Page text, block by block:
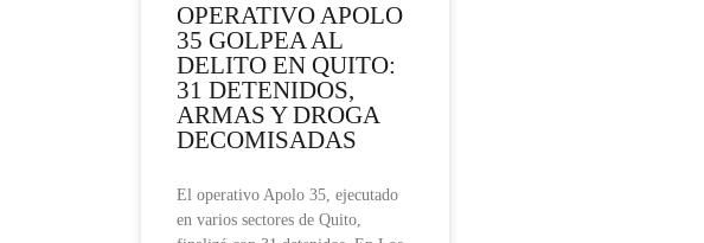
OPERATIVO APOLO
35 GOLPEA AL
DELITO EN QUITO:
31 DETENIDOS,
ARMAS Y DROGA
DECOMISADAS
El operativo Apolo 35, ejecutado
en varios sectores de Quito,